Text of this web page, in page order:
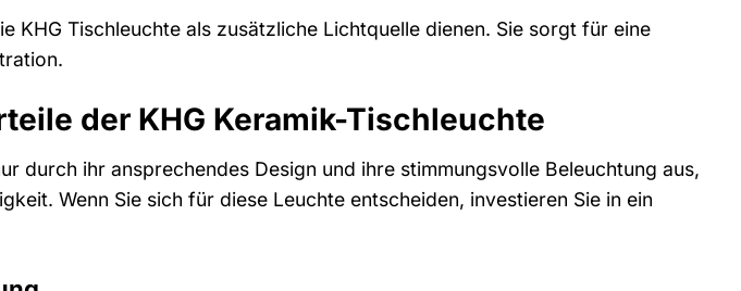
KHG Tischleuchte als zusätzliche Lichtquelle dienen. Sie sorgt für eine
der KHG Keramik-Tischleuchte
durch ihr ansprechendes Design und ihre stimmungsvolle Beleuchtung aus,
Wenn Sie sich für diese Leuchte entscheiden, investieren Sie in ein